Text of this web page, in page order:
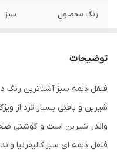
رنگ محصول سبز
توضیحات
فلفل دلمه سبز آشناترین
شیرین و بافتی بسیار ترد از
واندر شیرین است و گوشتی
فلفل دلمه ای سبز کالیفرنیا